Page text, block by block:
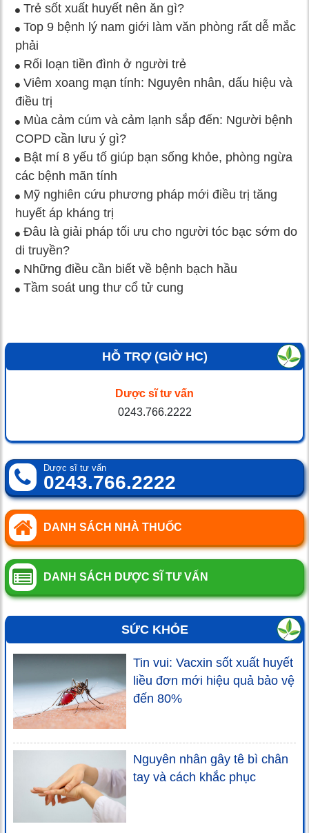
Trẻ sốt xuất huyết nên ăn gì?
Top 9 bệnh lý nam giới làm văn phòng rất dễ mắc
phải
Rối loạn tiền đình ở người trẻ
Viêm xoang mạn tính: Nguyên nhân, dấu hiệu và
điều trị
Mùa cảm cúm và cảm lạnh sắp đến: Người bệnh
COPD cần lưu ý gì?
Bật mí 8 yếu tố giúp bạn sống khỏe, phòng ngừa
các bệnh mãn tính
Mỹ nghiên cứu phương pháp mới điều trị tăng
huyết áp kháng trị
Đâu là giải pháp tối ưu cho người tóc bạc sớm do
di truyền?
Những điều cần biết về bệnh bạch hầu
Tầm soát ung thư cổ tử cung
HỖ TRỢ (GIỜ HC)
Dược sĩ tư vấn
0243.766.2222
Dược sĩ tư vấn
0243.766.2222
DANH SÁCH NHÀ THUỐC
DANH SÁCH DƯỢC SĨ TƯ VẤN
SỨC KHỎE
Tin vui: Vacxin sốt xuất huyết
liều đơn mới hiệu quả bảo vệ
đến 80%
Nguyên nhân gây tê bì chân
tay và cách khắc phục